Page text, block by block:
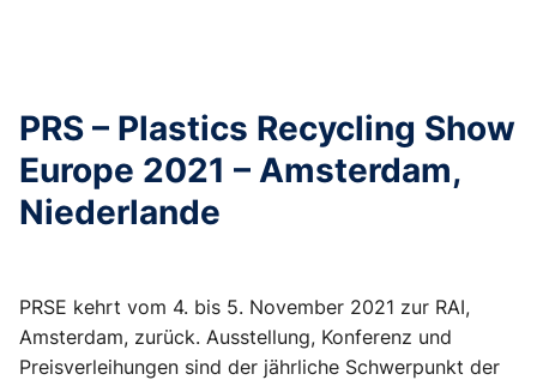
PRS – Plastics Recycling Show
Europe 2021 – Amsterdam,
Niederlande
PRSE kehrt vom 4. bis 5. November 2021 zur RAI,
Amsterdam, zurück. Ausstellung, Konferenz und
Preisverleihungen sind der jährliche Schwerpunkt der